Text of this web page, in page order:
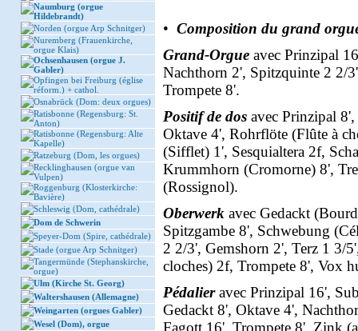
Naumburg (orgue
Hildebrandt)
Norden (orgue Arp Schnitger)
Nuremberg (Frauenkirche,
orgue Klais)
Ochsenhausen (orgue J.
Gabler)
Opfingen bei Freiburg (église
réform.) + cathol.
Osnabrück (Dom: deux orgues)
Ratisbonne (Regensburg: St.
Anton)
Ratisbonne (Regensburg: Alte
Kapelle)
Ratzeburg (Dom, les orgues)
Recklinghausen (orgue van
Vulpen)
Roggenburg (Klosterkirche:
Bavière)
Schleswig (Dom, cathédrale)
Dom de Schwerin
Speyer-Dom (Spire, cathédrale)
Stade (orgue Arp Schnitger)
Tangermünde (Stephanskirche,
orgue)
Ulm (Kirche St. Georg)
Waltershausen (Allemagne)
Weingarten (orgues Gabler)
Wesel (Dom), orgue
• Composition du grand
Grand-Orgue avec Prinzipal
Nachthorn 2', Spitzquinte 2
Trompete 8'.
Positif de dos avec Prinzipal
Oktave 4', Rohrflöte (Flûte à
(Sifflet) 1', Sesquialtera 2f,
Krummhorn (Cromorne) 8',
(Rossignol).
Oberwerk avec Gedackt
Spitzgambe 8', Schwebung
2 2/3', Gemshorn 2', Terz 1 3/
cloches) 2f, Trompete 8', Vox
Pédalieravec Prinzipal 16',
Gedackt 8', Oktave 4',
Fagott 16', Trompete 8', Zink